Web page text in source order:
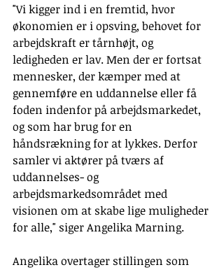
"Vi kigger ind i en fremtid, hvor
økonomien er i opsving, behovet for
arbejdskraft er tårnhøjt, og
ledigheden er lav. Men der er fortsat
mennesker, der kæmper med at
gennemføre en uddannelse eller få
foden indenfor på arbejdsmarkedet,
og som har brug for en
håndsrækning for at lykkes. Derfor
samler vi aktører på tværs af
uddannelses- og
arbejdsmarkedsområdet med
visionen om at skabe lige muligheder
for alle," siger Angelika Marning.
Angelika overtager stillingen som